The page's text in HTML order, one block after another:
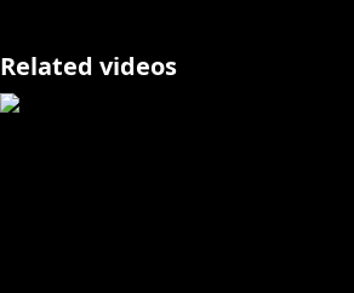
い。https://hololivepro.com/
Related videos